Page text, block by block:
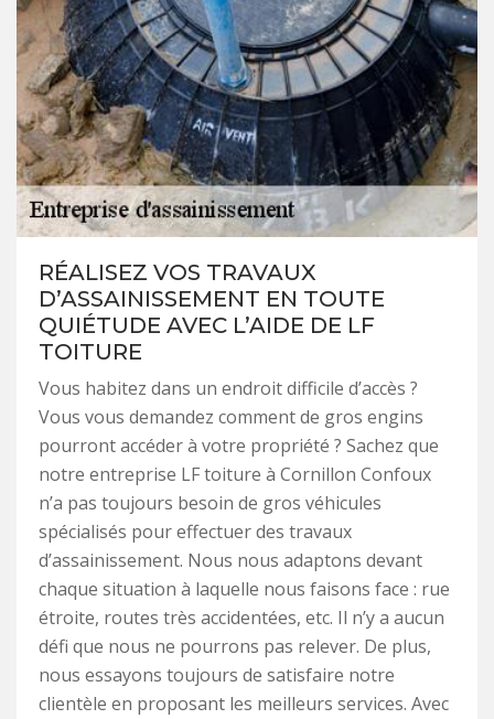
RÉALISEZ VOS TRAVAUX
D’ASSAINISSEMENT EN TOUTE
QUIÉTUDE AVEC L’AIDE DE LF
TOITURE
Vous habitez dans un endroit difficile d’accès ?
Vous vous demandez comment de gros engins
pourront accéder à votre propriété ? Sachez que
notre entreprise LF toiture à Cornillon Confoux
n’a pas toujours besoin de gros véhicules
spécialisés pour effectuer des travaux
d’assainissement. Nous nous adaptons devant
chaque situation à laquelle nous faisons face : rue
étroite, routes très accidentées, etc. Il n’y a aucun
défi que nous ne pourrons pas relever. De plus,
nous essayons toujours de satisfaire notre
clientèle en proposant les meilleurs services. Avec